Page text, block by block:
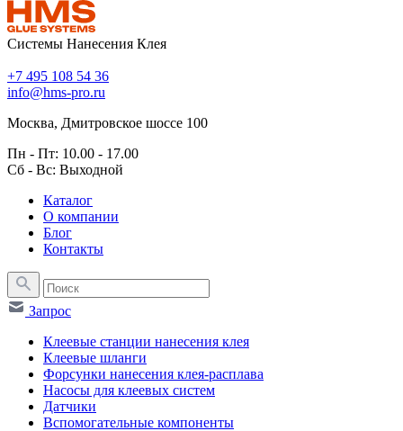
Системы Нанесения Клея
+7 495 108 54 36
info@hms-pro.ru
Москва, Дмитровское шоссе 100
Пн - Пт: 10.00 - 17.00
Сб - Вс: Выходной
Каталог
О компании
Блог
Контакты
Запрос
Клеевые станции нанесения клея
Клеевые шланги
Форсунки нанесения клея-расплава
Насосы для клеевых систем
Датчики
Вспомогательные компоненты